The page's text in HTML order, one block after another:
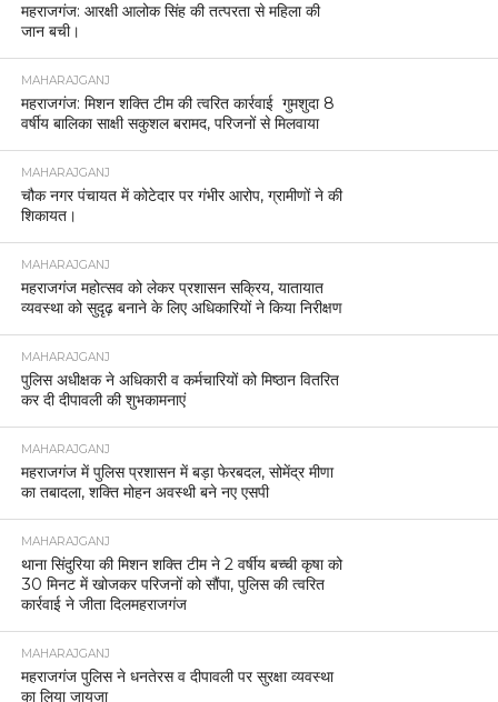
महराजगंज: आरक्षी आलोक सिंह की तत्परता से महिला की
जान बची।
MAHARAJGANJ
महराजगंज: मिशन शक्ति टीम की त्वरित कार्रवाई गुमशुदा 8
वर्षीय बालिका साक्षी सकुशल बरामद, परिजनों से मिलवाया
MAHARAJGANJ
चौक नगर पंचायत में कोटेदार पर गंभीर आरोप, ग्रामीणों ने की
शिकायत।
MAHARAJGANJ
महराजगंज महोत्सव को लेकर प्रशासन सक्रिय, यातायात
व्यवस्था को सुदृढ़ बनाने के लिए अधिकारियों ने किया निरीक्षण
MAHARAJGANJ
पुलिस अधीक्षक ने अधिकारी व कर्मचारियों को मिष्ठान वितरित
कर दी दीपावली की शुभकामनाएं
MAHARAJGANJ
महराजगंज में पुलिस प्रशासन में बड़ा फेरबदल, सोमेंद्र मीणा
का तबादला, शक्ति मोहन अवस्थी बने नए एसपी
MAHARAJGANJ
थाना सिंदुरिया की मिशन शक्ति टीम ने 2 वर्षीय बच्ची कृषा को
30 मिनट में खोजकर परिजनों को सौंपा, पुलिस की त्वरित
कार्रवाई ने जीता दिलमहराजगंज
MAHARAJGANJ
महराजगंज पुलिस ने धनतेरस व दीपावली पर सुरक्षा व्यवस्था
का लिया जायजा